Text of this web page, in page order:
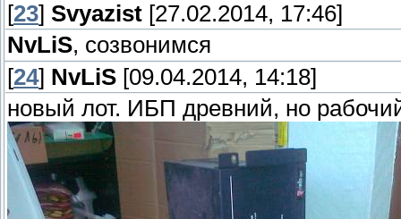
[23] Svyazist [27.02.2014, 17:46]
NvLiS, созвонимся
[24] NvLiS [09.04.2014, 14:18]
новый лот. ИБП древний, но